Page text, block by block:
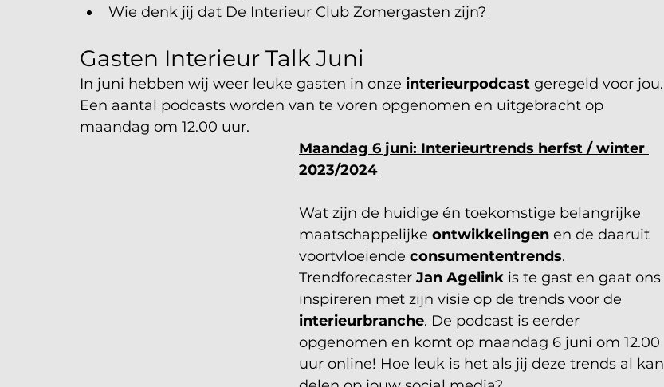
Wie denk jij dat De Interieur Club Zomergasten zijn?
Gasten Interieur Talk Juni
In juni hebben wij weer leuke gasten in onze interieurpodcast geregeld voor jou.
Een aantal podcasts worden van te voren opgenomen en uitgebracht op
maandag om 12.00 uur.
Maandag 6 juni: Interieurtrends herfst / winter
2023/2024
Wat zijn de huidige én toekomstige belangrijke
maatschappelijke ontwikkelingen en de daaruit
voortvloeiende consumententrends.
Trendforecaster Jan Agelink is te gast en gaat ons
inspireren met zijn visie op de trends voor de
interieurbranche. De podcast is eerder
opgenomen en komt op maandag 6 juni om 12.00
uur online! Hoe leuk is het als jij deze trends al kan